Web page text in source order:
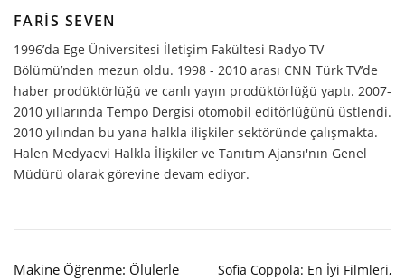
FARIS SEVEN
1996’da Ege Üniversitesi İletişim Fakültesi Radyo TV
Bölümü’nden mezun oldu. 1998 - 2010 arası CNN Türk TV’de
haber prodüktörlüğü ve canlı yayın prodüktörlüğü yaptı. 2007-
2010 yıllarında Tempo Dergisi otomobil editörlüğünü üstlendi.
2010 yılından bu yana halkla ilişkiler sektöründe çalışmakta.
Halen Medyaevi Halkla İlişkiler ve Tanıtım Ajansı'nın Genel
Müdürü olarak görevine devam ediyor.
Makine Öğrenme: Ölülerle
Sofia Coppola: En İyi Filmleri,